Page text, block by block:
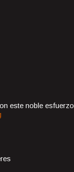
este noble esfuerzo